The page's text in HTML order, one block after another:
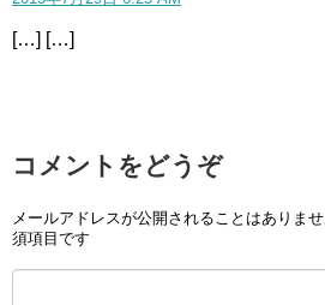
[…] […]
コメントをどうぞ
メールアドレスが公開されることはありませ
須項目です